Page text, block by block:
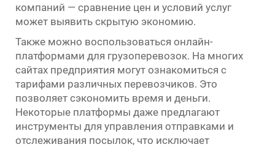
компаний — сравнение цен и условий услуг
может выявить скрытую экономию.
Также можно воспользоваться онлайн-
платформами для грузоперевозок. На многих
сайтах предприятия могут ознакомиться с
тарифами различных перевозчиков. Это
позволяет сэкономить время и деньги.
Некоторые платформы даже предлагают
инструменты для управления отправками и
отслеживания посылок, что исключает